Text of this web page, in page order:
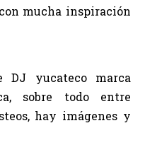
mucha inspiración
DJ yucateco marca
sobre todo entre
hay imágenes y